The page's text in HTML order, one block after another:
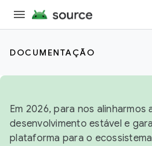
DOCUMENTAÇÃO
Em 2026, para nos
desenvolvimento estável e
plataforma para o